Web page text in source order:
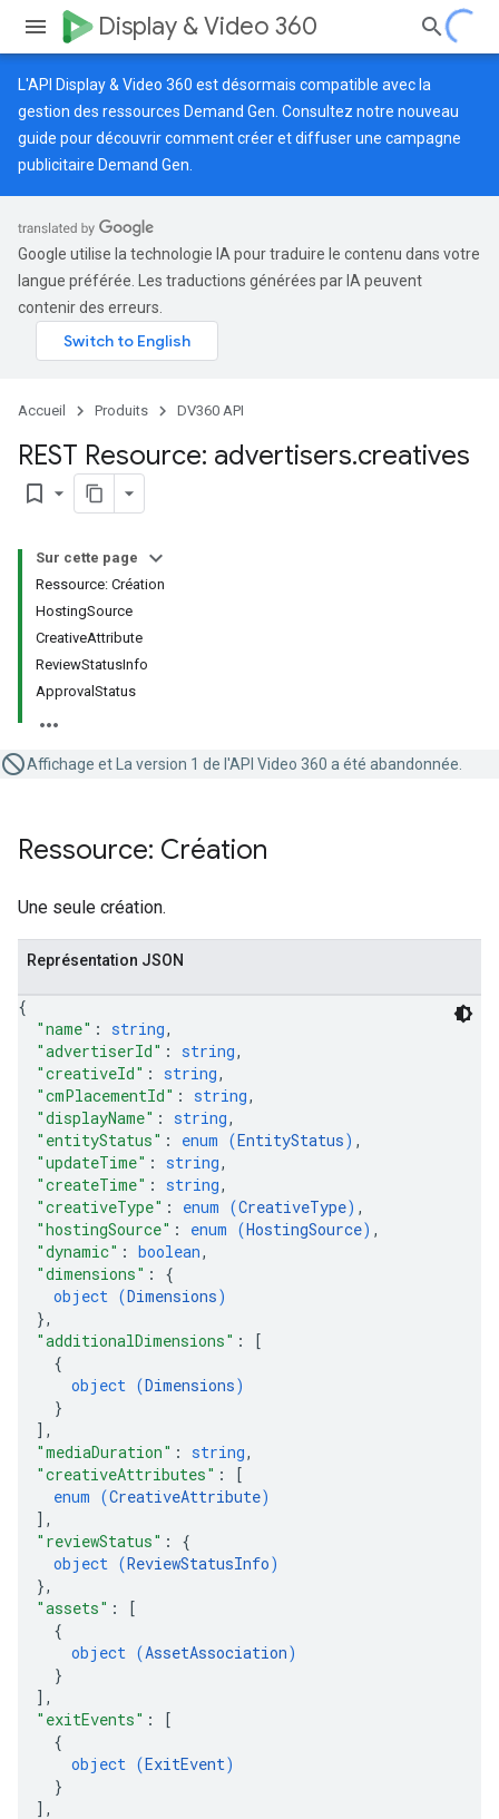
Display & Video 360
L'API Display & Video 360 est désormais compatible avec la
gestion des ressources Demand Gen. Consultez notre nouveau
guide pour découvrir comment créer et diffuser une campagne
publicitaire Demand Gen.
Google utilise la technologie IA pour traduire le contenu dans votre
langue préférée. Les traductions générées par IA peuvent
contenir des erreurs.
Accueil Produits DV360 API
REST Resource: advertisers.creatives
bookmark_border
Sur cette page
Ressource: Création
HostingSource
CreativeAttribute
ReviewStatusInfo
ApprovalStatus
Affichage et La version 1 de l'API Video 360 a été abandonnée.
Ressource: Création
Une seule création.
Représentation JSON
{
"name" : string,
"advertiserId" : string,
"creativeId" : string,
"cmPlacementId" : string,
"displayName" : string,
"entityStatus" : enum (EntityStatus) ,
"updateTime" : string,
"createTime" : string,
"creativeType" : enum (CreativeType) ,
"hostingSource" : enum (HostingSource) ,
"dynamic" : boolean,
"dimensions" : {
object (Dimensions)
},
"additionalDimensions" :
[
{
object (Dimensions)
}
] ,
"mediaDuration" : string,
"creativeAttributes" :
[
enum (CreativeAttribute)
] ,
"reviewStatus" : {
object (ReviewStatusInfo)
},
"assets" :
[
{
object (AssetAssociation)
}
] ,
"exitEvents" :
[
{
object (ExitEvent)
}
] ,